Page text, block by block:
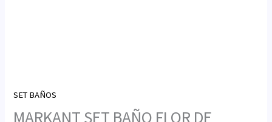
SET BAÑOS
MARKANT SET BAÑO FLOR DE